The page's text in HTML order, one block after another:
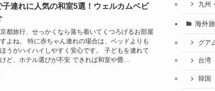
子連れに人気の和室5選！ウェルカムベビ
都旅行、せっかくなら落ち着いてくつろげるお部屋
よね。 特に赤ちゃん連れの場合は、ベッドよりも
うがハイハイしやすく安心です。 子どもを連れて
ど、ホテル選びが不安 できれば和室や畳...
九州
海外
グア
台湾
韓国